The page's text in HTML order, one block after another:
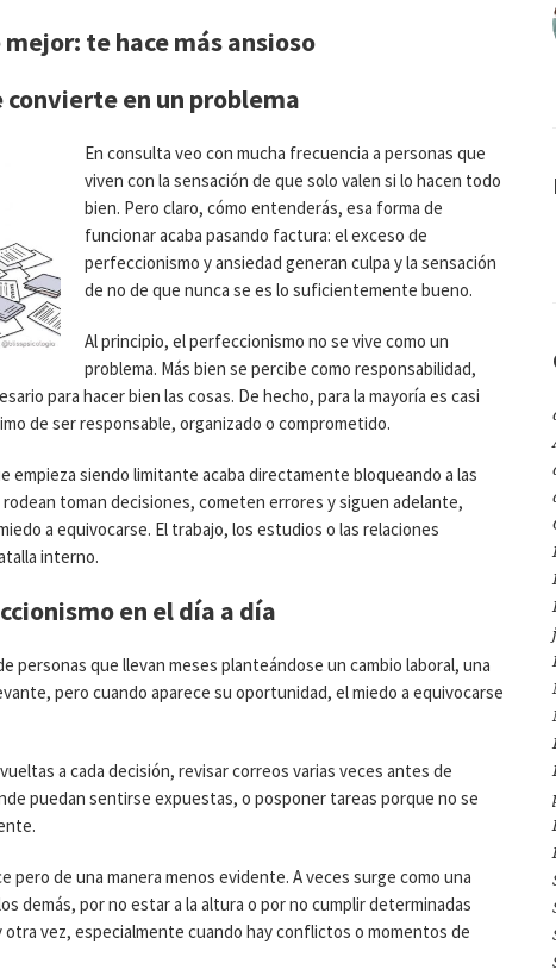
te hace más ansioso
en un problema
En consulta veo con mucha frecuencia a personas que
viven con la sensación de que solo valen si lo hacen todo
bien. Pero claro, cómo entenderás, esa forma de
funcionar acaba pasando factura: el exceso de
perfeccionismo y ansiedad generan culpa y la sensación
de no de que nunca se es lo suficientemente bueno.
Al principio, el perfeccionismo no se vive como un
problema. Más bien se percibe como responsabilidad,
para hacer bien las cosas. De hecho, para la mayoría es casi
de ser responsable, organizado o comprometido.
empieza siendo limitante acaba directamente bloqueando a las
toman decisiones, cometen errores y siguen adelante,
a equivocarse. El trabajo, los estudios o las relaciones
interno.
en el día a día
personas que llevan meses planteándose un cambio laboral, una
pero cuando aparece su oportunidad, el miedo a equivocarse
a cada decisión, revisar correos varias veces antes de
puedan sentirse expuestas, o posponer tareas porque no se
pero de una manera menos evidente. A veces surge como una
demás, por no estar a la altura o por no cumplir determinadas
vez, especialmente cuando hay conflictos o momentos de